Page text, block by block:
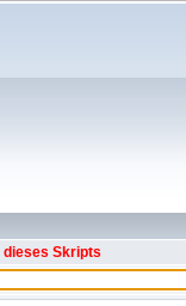
Skripts